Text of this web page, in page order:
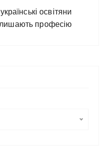
освітяни
професію